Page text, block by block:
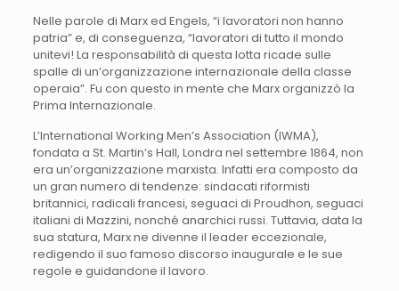
Nelle parole di Marx ed Engels, “i lavoratori non hanno
patria” e, di conseguenza, “lavoratori di tutto il mondo
unitevi! La responsabilità di questa lotta ricade sulle
spalle di un’organizzazione internazionale della classe
operaia”. Fu con questo in mente che Marx organizzò la
Prima Internazionale.
L’International Working Men’s Association (IWMA),
fondata a St. Martin’s Hall, Londra nel settembre 1864, non
era un’organizzazione marxista. Infatti era composto da
un gran numero di tendenze: sindacati riformisti
britannici, radicali francesi, seguaci di Proudhon, seguaci
italiani di Mazzini, nonché anarchici russi. Tuttavia, data la
sua statura, Marx ne divenne il leader eccezionale,
redigendo il suo famoso discorso inaugurale e le sue
regole e guidandone il lavoro.